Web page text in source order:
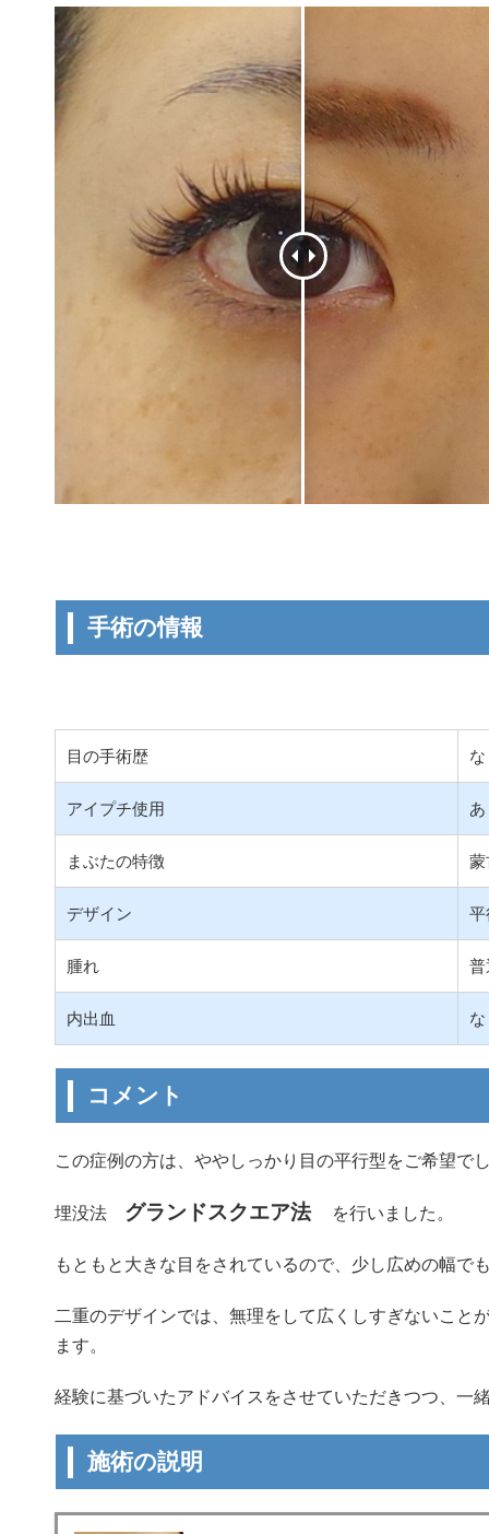
手術の情報
目の手術歴
アイプチ使用
まぶたの特徴
デザイン
腫れ
内出血
コメント
この症例の方は、ややしっかり目の平行型をご希望で
埋没法 グランドスクエア法 を行いました。
もともと大きな目をされているので、少し広めの幅で
二重のデザインでは、無理をして広くしすぎないこと
ます。
経験に基づいたアドバイスをさせていただきつつ、一
施術の説明